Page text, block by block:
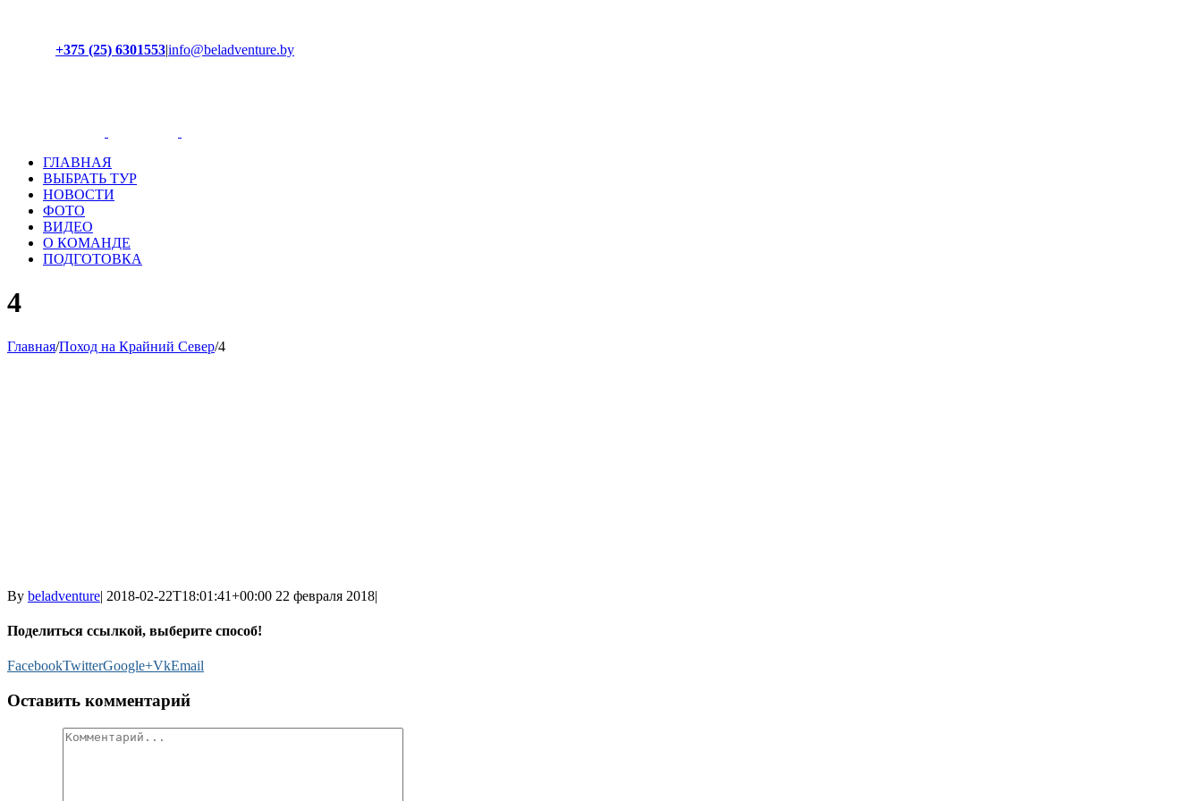
+375 (25) 6301553|info@beladventure.by
ГЛАВНАЯ
ВЫБРАТЬ ТУР
НОВОСТИ
ФОТО
ВИДЕО
О КОМАНДЕ
ПОДГОТОВКА
4
Главная/Поход на Крайний Север/4
By beladventure| 2018-02-22T18:01:41+00:00 22 февраля 2018|
Поделиться ссылкой, выберите способ!
FacebookTwitterGoogle+VkEmail
Оставить комментарий